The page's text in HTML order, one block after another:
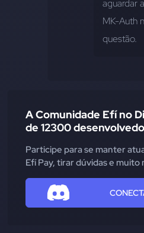
aguardar
MK-Auth
questão.
A Comunidade Efí no
de 12300
Participe para se manter
Efí Pay, tirar dúvidas e muito